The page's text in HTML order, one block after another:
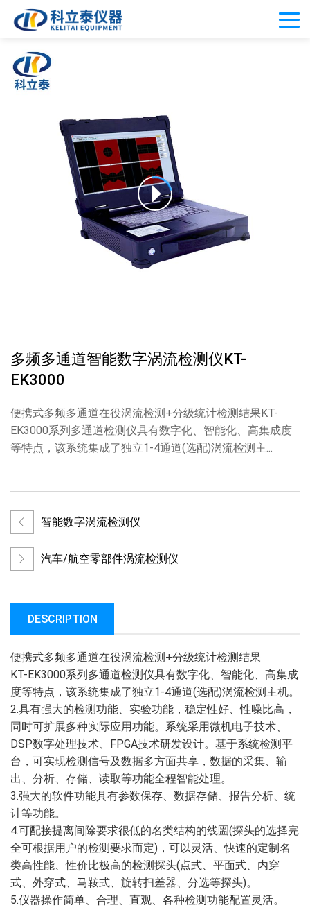
多频多通道智能数字涡流检测仪KT-
EK3000
便携式多频多通道在役涡流检测+分级统计检测结果KT-
EK3000系列多通道检测仪具有数字化、智能化、高集成度
等特点，该系统集成了独立1-4通道(选配)涡流检测主...
智能数字涡流检测仪
汽车/航空零部件涡流检测仪
DESCRIPTION
便携式多频多通道在役涡流检测+分级统计检测结果
KT-EK3000系列多通道检测仪具有数字化、智能化、高集成
度等特点，该系统集成了独立1-4通道(选配)涡流检测主机。
2.具有强大的检测功能、实验功能，稳定性好、性噪比高，
同时可扩展多种实际应用功能。系统采用微机电子技术、
DSP数字处理技术、FPGA技术研发设计。基于系统检测平
台，可实现检测信号及数据多方面共享，数据的采集、输
出、分析、存储、读取等功能全程智能处理。
3.强大的软件功能具有参数保存、数据存储、报告分析、统
计等功能。
4.可配接提离间除要求很低的名类结构的线圌(探头的选择完
全可根据用户的检测要求而定)，可以灵活、快速的定制名
类高性能、性价比极高的检测探头(点式、平面式、内穿
式、外穿式、马鞍式、旋转扫差器、分选等探头)。
5.仪器操作简单、合理、直观、各种检测功能配置灵活。